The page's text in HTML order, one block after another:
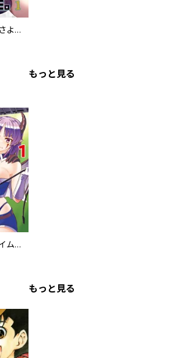
【フルカラー】さよなら、私の大好きな１０００人のキミ。
もっと見る
スーパー恋愛タイム！～現場でドＳな彼女は自宅でデレる～
もっと見る